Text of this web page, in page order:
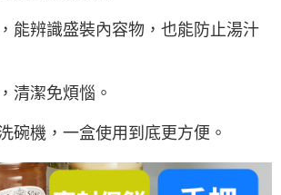
能辨識盛裝內容物，也能防止湯汁
清潔免煩惱。
碗機，一盒使用到底更方便。